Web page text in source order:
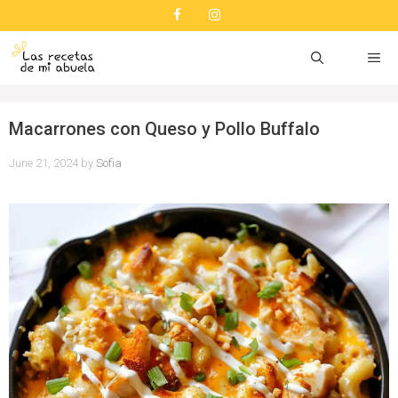
to
content
Macarrones con Queso y Pollo Buffalo
June 21, 2024 by Sofia